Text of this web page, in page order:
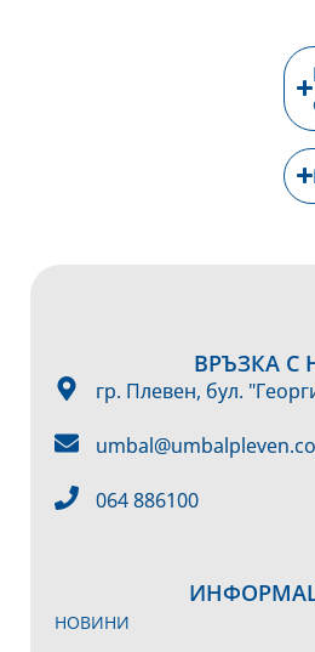
НОВИНИ
ВРЪЗКА С
гр. Плевен, бул.
064 886100